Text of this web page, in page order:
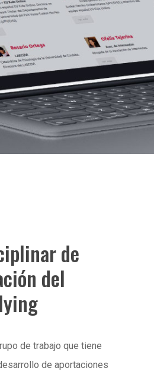
de
del
de trabajo que tiene
de aportaciones